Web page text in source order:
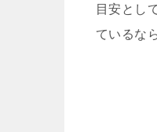
目安とし
ているな